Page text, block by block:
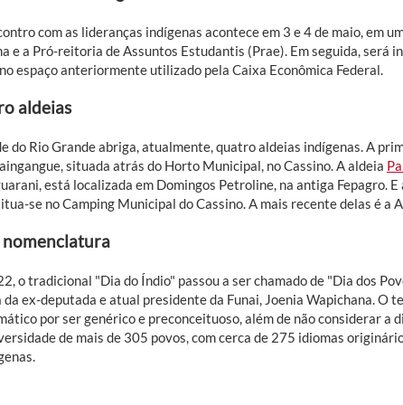
com as lideranças indígenas acontece em 3 e 4 de maio, em
e a Pró-reitoria de Assuntos Estudantis (Prae). Em seguida, será
espaço anteriormente utilizado pela Caixa Econômica Federal.
aldeias
do Rio Grande abriga, atualmente, quatro aldeias indígenas. A
situada atrás do Horto Municipal, no Cassino. A aldeia
está localizada em Domingos Petroline, na antiga Fepagro. E
se no Camping Municipal do Cassino. A mais recente delas é a
o tradicional "Dia do Índio" passou a ser chamado de "Dia dos
ex-deputada e atual presidente da Funai, Joenia Wapichana. O
por ser genérico e preconceituoso, além de não considerar a
de mais de 305 povos, com cerca de 275 idiomas